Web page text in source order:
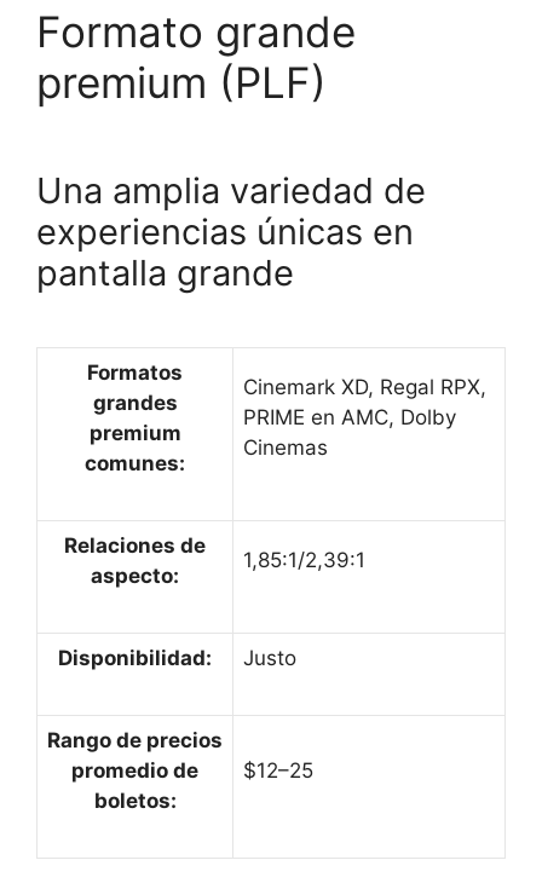
Formato grande
premium (PLF)
Una amplia variedad de
experiencias únicas en
pantalla grande
Formatos
grandes
premium
comunes:
Cinemark XD, Regal RPX,
PRIME en AMC, Dolby
Cinemas
Relaciones de
aspecto:
1,85:1/2,39:1
Disponibilidad: Justo
Rango de precios
promedio de
boletos:
$12–25